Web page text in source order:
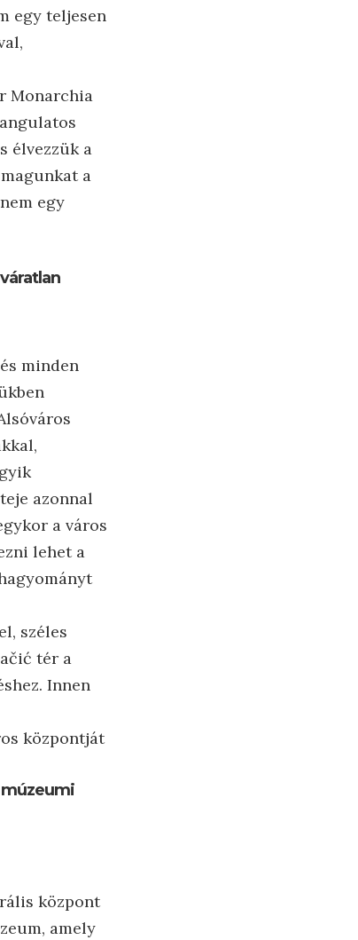
egy teljesen
Monarchia
élvezzük a
a
egy
minden
azonnal
a város
lehet a
széles
tér a
Innen
központját
központ
amely